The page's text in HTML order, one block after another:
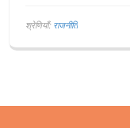
श्रेणियाँ: राजनीति